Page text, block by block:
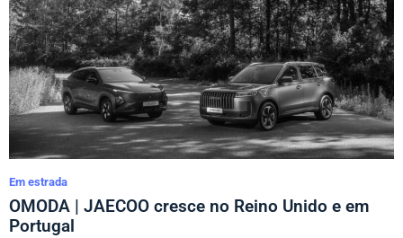
Em estrada
OMODA | JAECOO cresce no Reino Unido e em
Portugal